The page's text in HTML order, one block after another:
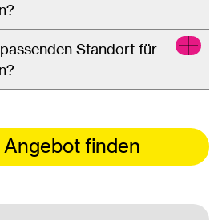
Standort für
Angebot finden